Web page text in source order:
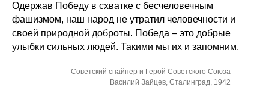
Одержав Победу в схватке с бесчеловечным
фашизмом, наш народ не утратил человечности и
своей природной доброты. Победа – это добрые
улыбки сильных людей. Такими мы их и запомним.
Советский снайпер и Герой Советского Союза
Василий Зайцев, Сталинград, 1942